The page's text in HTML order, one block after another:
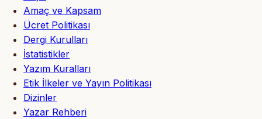
Amaç ve Kapsam
Ücret Politikası
Dergi Kurulları
İstatistikler
Yazım Kuralları
Etik İlkeler ve Yayın Politikası
Dizinler
Yazar Rehberi